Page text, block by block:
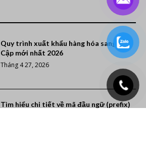
Quy trình xuất khẩu hàng hóa sang Ai
Cập mới nhất 2026
Tháng 4 27, 2026
Tìm hiểu chi tiết về mã đầu ngữ (prefix)